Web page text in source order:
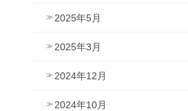
2025年5月
2025年3月
2024年12月
2024年10月